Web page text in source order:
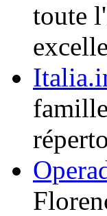
toute